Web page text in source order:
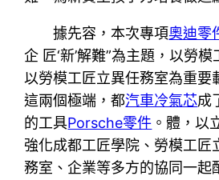
據先容，本次專項奧迪零
企 匠‘新’解難”為主題，以勞
以勞模工匠立異任務室為重要
這兩個極端，都汽車冷氣芯成
的工具Porsche零件 。體，以
強化成都工匠學院、勞模工匠
務室、企業等多方的協同一起